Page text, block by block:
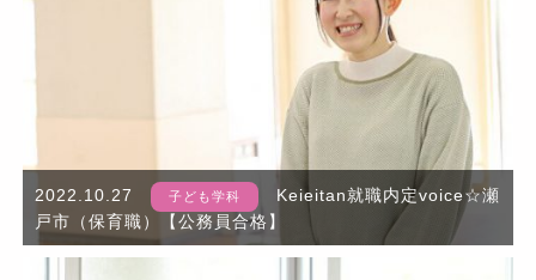
2022.10.27 子ども学科
Keieitan就職内定voice☆瀬
戸市（保育職）【公務員合格】